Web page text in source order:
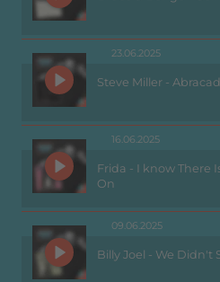
23.06.2025
Steve Miller -
16.06.2025
Frida - I know There
On
09.06.2025
Billy Joel - We Didn't